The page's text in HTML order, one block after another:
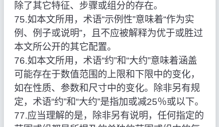
除了其它特征、步骤或组分的存在。
75.如本文所用，术语“示例性”意味着“作为实
例、例子或说明”，且不应被解释为优于或胜过
本文所公开的其它配置。
76.如本文所用，术语“约”和“大约”意味着涵盖
可能存在于数值范围的上限和下限中的变化，
如在性质、参数和尺寸中的变化。除非另有规
定，术语“约”和“大约”是指加或减25％或以下。
77.应当理解的是，除非另有说明，任何指定的